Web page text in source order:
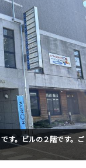
す。ビルの２階です。ご